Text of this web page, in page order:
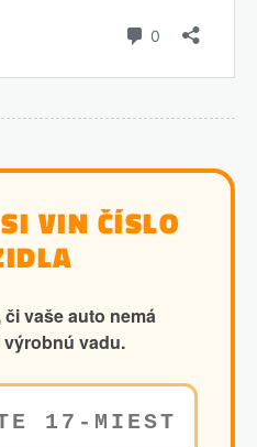
VIN ČÍSLO
vaše auto nemá
vadu.